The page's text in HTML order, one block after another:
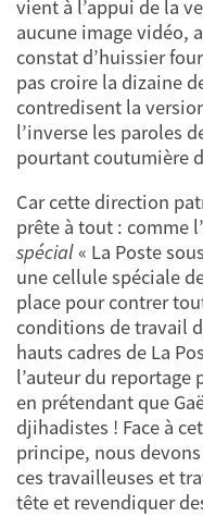
vient à l’appui de la
aucune image vidéo,
constat d’huissier
pas croire la dizaine
contredisent la
l’inverse les paroles
pourtant coutumière
Car cette direction
prête à tout : comme
spécial« La Poste
une cellule spéciale
place pour contrer
conditions de travail
hauts cadres de La
l’auteur du reportage
en prétendant que
djihadistes ! Face à
principe, nous
ces travailleuses et
tête et revendiquer